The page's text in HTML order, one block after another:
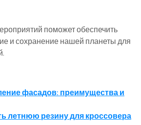
поможет обеспечить
и сохранение нашей планеты для
фасадов: преимущества и
летнюю резину для кроссовера